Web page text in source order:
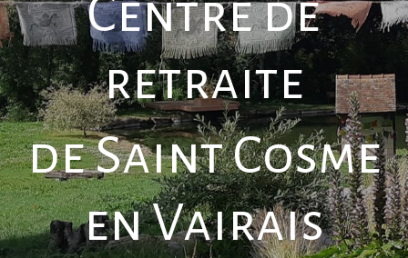
Centre de
retraite
de Saint Cosme
en Vairais